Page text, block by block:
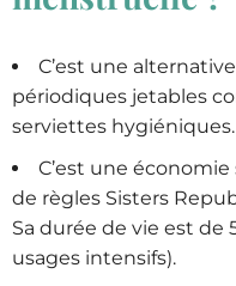
C’est une
périodiques jetables
serviettes hygiéniques.
C’est une
de règles Sisters
Sa durée de vie est de
usages intensifs).